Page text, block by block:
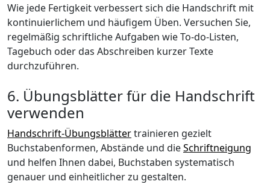
Wie jede Fertigkeit verbessert sich die Handschrift mit
kontinuierlichem und häufigem Üben. Versuchen Sie,
regelmäßig schriftliche Aufgaben wie To-do-Listen,
Tagebuch oder das Abschreiben kurzer Texte
durchzuführen.
6. Übungsblätter für die Handschrift
verwenden
Handschrift-Übungsblättertrainieren gezielt
Buchstabenformen, Abstände und dieSchriftneigung
und helfen Ihnen dabei, Buchstaben systematisch
genauer und einheitlicher zu gestalten.